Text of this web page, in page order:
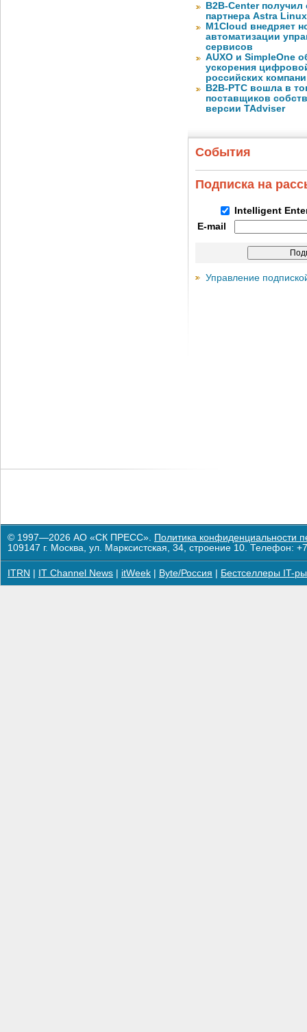
B2B-Center получил
партнера Astra Linux
M1Cloud внедряет
автоматизации
сервисов
AUXO и SimpleOne
ускорения
российских
B2B-РТС вошла в
поставщиков
версии TAdviser
События
Подписка на
Intelligent
E-mail
Управление
© 1997—2026 АО «СК ПРЕСС». Политика конфиденциальности
109147 г. Москва, ул. Марксистская, 34, строение 10. Телефон:
ITRN IT Channel News itWeek Byte/Россия Бестселлеры IT-